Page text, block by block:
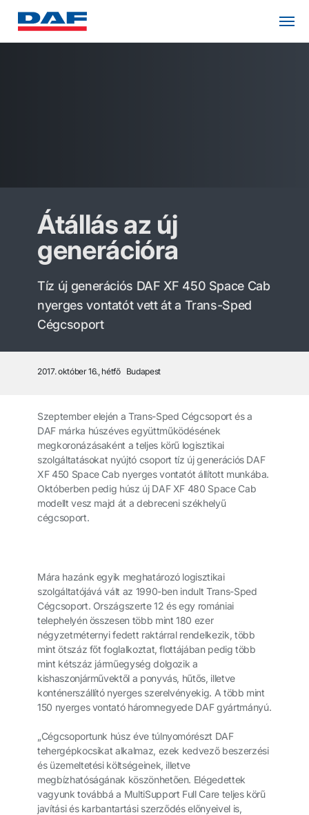
Átállás az új
generációra
Tíz új generációs DAF XF 450 Space Cab
nyerges vontatót vett át a Trans-Sped
Cégcsoport
2017. október 16., hétfő Budapest
Szeptember elején a Trans-Sped Cégcsoport és a
DAF márka húszéves együttműködésének
megkoronázásaként a teljes körű logisztikai
szolgáltatásokat nyújtó csoport tíz új generációs DAF
XF 450 Space Cab nyerges vontatót állított munkába.
Októberben pedig húsz új DAF XF 480 Space Cab
modellt vesz majd át a debreceni székhelyű
cégcsoport.
Mára hazánk egyik meghatározó logisztikai
szolgáltatójává vált az 1990-ben indult Trans-Sped
Cégcsoport. Országszerte 12 és egy romániai
telephelyén összesen több mint 180 ezer
négyzetméternyi fedett raktárral rendelkezik, több
mint ötszáz főt foglalkoztat, flottájában pedig több
mint kétszáz járműegység dolgozik a
kishaszonjárművektől a ponyvás, hűtős, illetve
konténerszállító nyerges szerelvényekig. A több mint
150 nyerges vontató háromnegyede DAF gyártmányú.
„Cégcsoportunk húsz éve túlnyomórészt DAF
tehergépkocsikat alkalmaz, ezek kedvező beszerzési
és üzemeltetési költségeinek, illetve
megbízhatóságának köszönhetően. Elégedettek
vagyunk továbbá a MultiSupport Full Care teljes körű
javítási és karbantartási szerződés előnyeivel is,